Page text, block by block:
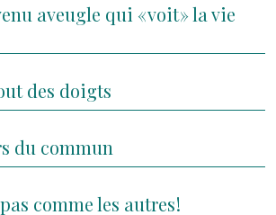
aveugle qui « voit » la vie
des doigts
du commun
comme les autres !